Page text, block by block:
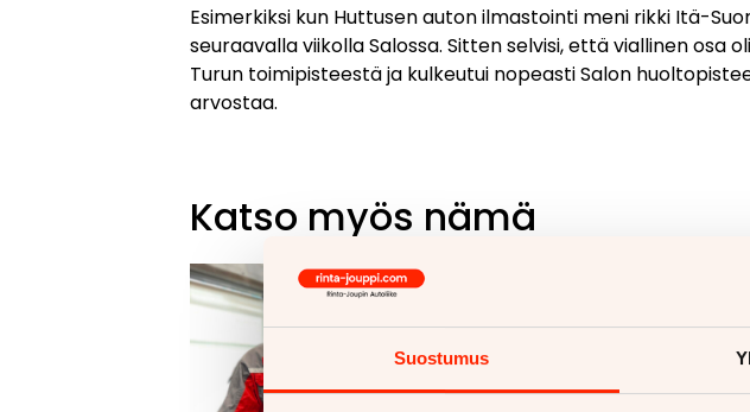
Suostumus
Esimerkiksi kun Huttusen auton ilmastointi meni rikki Itä-
seuraavalla viikolla Salossa. Sitten selvisi, että viallinen osa
Turun toimipisteestä ja kulkeutui nopeasti Salon
arvostaa.
Katso myös nämä